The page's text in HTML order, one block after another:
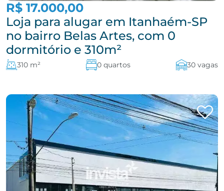
R$ 17.000,00
Loja para alugar em Itanhaém-SP
no bairro Belas Artes, com 0
dormitório e 310m²
310 m² 0 quartos 30 vagas